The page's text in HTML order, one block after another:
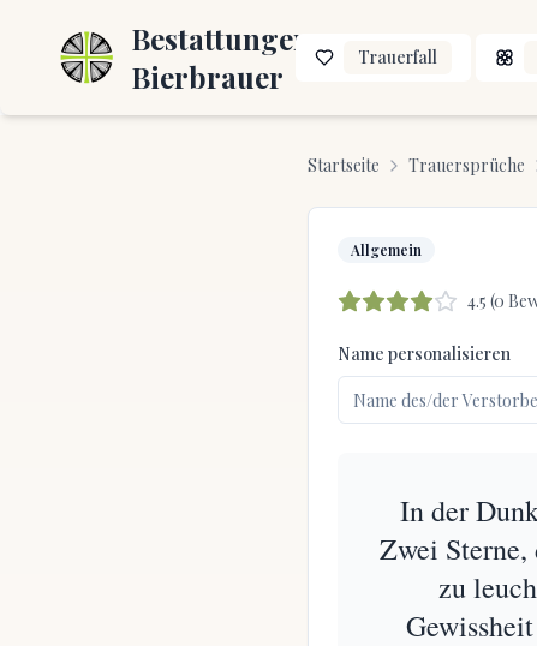
Bestattungen
Bierbrauer
Trauerfall
Startseite Trauersprüche
Allgemein
4.5 (0
Name personalisieren
In der
Zwei
zu